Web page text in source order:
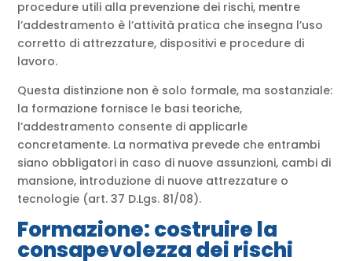
procedure utili alla prevenzione dei rischi, mentre
l’addestramento è l’attività pratica che insegna l’uso
corretto di attrezzature, dispositivi e procedure di
lavoro.
Questa distinzione non è solo formale, ma sostanziale:
la formazione fornisce le basi teoriche,
l’addestramento consente di applicarle
concretamente. La normativa prevede che entrambi
siano obbligatori in caso di nuove assunzioni, cambi di
mansione, introduzione di nuove attrezzature o
tecnologie (art. 37 D.Lgs. 81/08).
Formazione: costruire la
consapevolezza dei rischi